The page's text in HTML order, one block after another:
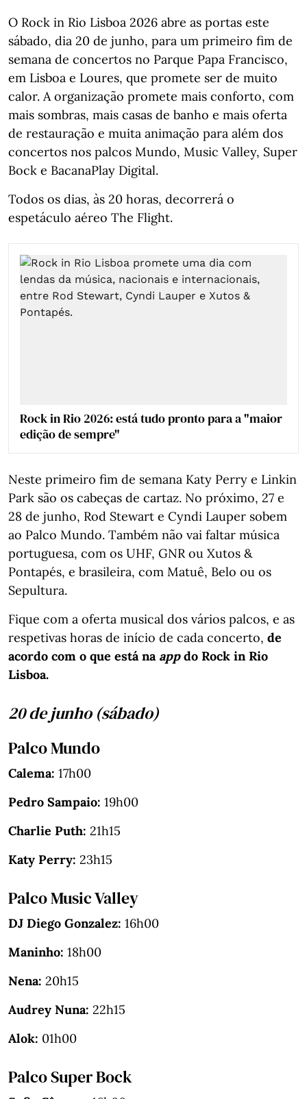
O Rock in Rio Lisboa 2026 abre as portas este
sábado, dia 20 de junho, para um primeiro fim de
semana de concertos no Parque Papa Francisco,
em Lisboa e Loures, que promete ser de muito
calor. A organização promete mais conforto, com
mais sombras, mais casas de banho e mais oferta
de restauração e muita animação para além dos
concertos nos palcos Mundo, Music Valley, Super
Bock e BacanaPlay Digital.
Todos os dias, às 20 horas, decorrerá o
espetáculo aéreo The Flight.
Rock in Rio 2026: está tudo pronto para a "maior
edição de sempre"
Neste primeiro fim de semana Katy Perry e Linkin
Park são os cabeças de cartaz. No próximo, 27 e
28 de junho, Rod Stewart e Cyndi Lauper sobem
ao Palco Mundo. Também não vai faltar música
portuguesa, com os UHF, GNR ou Xutos &
Pontapés, e brasileira, com Matuê, Belo ou os
Sepultura.
Fique com a oferta musical dos vários palcos, e as
respetivas horas de início de cada concerto, de
acordo com o que está na appdo Rock in Rio
Lisboa.
20 de junho (sábado)
Palco Mundo
Calema: 17h00
Pedro Sampaio: 19h00
Charlie Puth: 21h15
Katy Perry: 23h15
Palco Music Valley
DJ Diego Gonzalez: 16h00
Maninho: 18h00
Nena: 20h15
Audrey Nuna: 22h15
Alok: 01h00
Palco Super Bock